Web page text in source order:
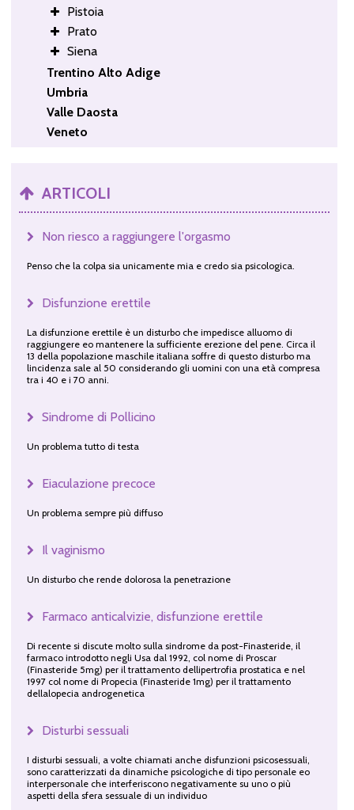
Pistoia
Prato
Siena
Trentino Alto Adige
Umbria
Valle Daosta
Veneto
ARTICOLI
Non riesco a raggiungere l'orgasmo
Penso che la colpa sia unicamente mia e credo sia psicologica.
Disfunzione erettile
La disfunzione erettile è un disturbo che impedisce alluomo di
raggiungere eo mantenere la sufficiente erezione del pene. Circa il
13 della popolazione maschile italiana soffre di questo disturbo ma
lincidenza sale al 50 considerando gli uomini con una età compresa
tra i 40 e i 70 anni.
Sindrome di Pollicino
Un problema tutto di testa
Eiaculazione precoce
Un problema sempre più diffuso
Il vaginismo
Un disturbo che rende dolorosa la penetrazione
Farmaco anticalvizie, disfunzione erettile
Di recente si discute molto sulla sindrome da post-Finasteride, il
farmaco introdotto negli Usa dal 1992, col nome di Proscar
(Finasteride 5mg) per il trattamento dellipertrofia prostatica e nel
1997 col nome di Propecia (Finasteride 1mg) per il trattamento
dellalopecia androgenetica
Disturbi sessuali
I disturbi sessuali, a volte chiamati anche disfunzioni psicosessuali,
sono caratterizzati da dinamiche psicologiche di tipo personale eo
interpersonale che interferiscono negativamente su uno o più
aspetti della sfera sessuale di un individuo